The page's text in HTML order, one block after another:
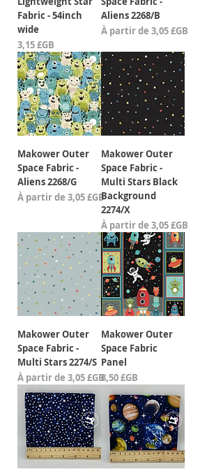
Fabric - 54inch
wide
Prix
3,15 £GB
Aliens 2268/B
À partir de 3,05 £GB
Prix promotionnel
Makower Outer
Space Fabric -
Aliens 2268/G
À partir de 3,05 £GB
Prix promotionnel
Makower Outer
Space Fabric -
Multi Stars Black
Background
2274/X
À partir de 3,05 £GB
Prix promotionnel
Makower Outer
Space Fabric -
Multi Stars 2274/S
À partir de 3,05 £GB
Prix promotionnel
Makower Outer
Space Fabric
Panel
Prix
8,50 £GB